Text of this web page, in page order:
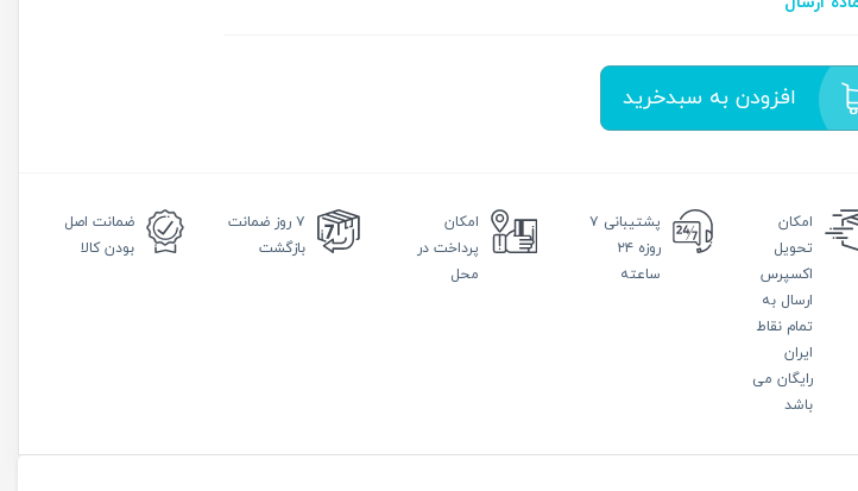
افزودن به سبدخرید
امکان
تحویل
اکسپرس
ارسال به
تمام نقاط
ایران
رایگان می
باشد
پشتیبانی ۷
روزه ۲۴
ساعته
امکان
پرداخت در
محل
۷ روز
ضمانت
بازگشت
ضمانت اصل
بودن کالا